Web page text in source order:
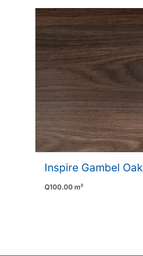
Inspire Gambel Oak
Q100.00 m²